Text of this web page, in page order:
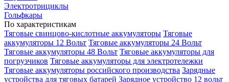
Электротрициклы
Гольфкары
По характеристикам
Тяговые свинцово-кислотные аккумуляторы Тяговые
аккумуляторы 12 Вольт Тяговые аккумуляторы 24 Вольт
Тяговые аккумуляторы 48 Вольт Тяговые аккумуляторы для
погрузчиков Тяговые аккумуляторы для электротележки
Тяговые аккумуляторы российского производства Зарядные
устройства для тяговых батарей Зарядное устройство 12 вольт